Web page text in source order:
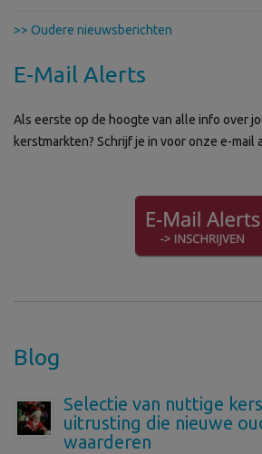
>> Oudere nieuwsberichten
E-Mail Alerts
Als eerste op de hoogte van alle info over
kerstmarkten? Schrijf je in voor onze e-mail
Blog
Selectie van nuttige
uitrusting die nieuwe
waarderen